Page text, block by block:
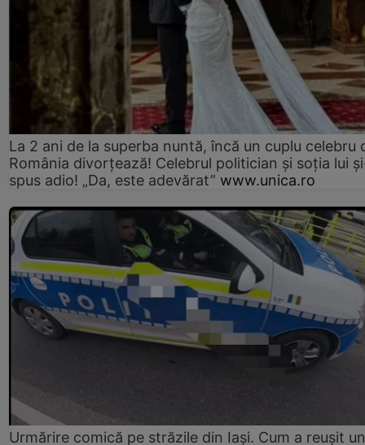
La 2 ani de la superba nuntă, încă un cuplu celebru
România divorțează! Celebrul politician și soția lui
spus adio! „Da, este adevărat” www.unica.ro
Urmărire comică pe străzile din Iași. Cum a reușit un